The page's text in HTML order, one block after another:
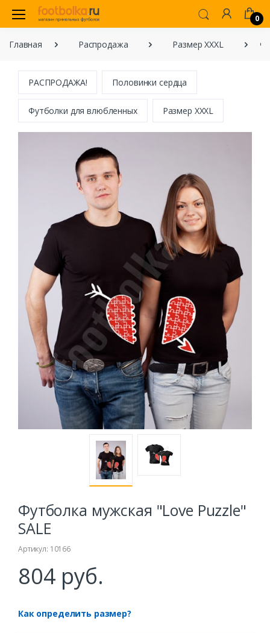
0
Главная Распродажа Размер XXXL
РАСПРОДАЖА! Половинки сердца
Футболки для влюбленных Размер XXXL
Футболка мужская "Love Puzzle"
SALE
Артикул: 10166
804 руб.
Как определить размер?